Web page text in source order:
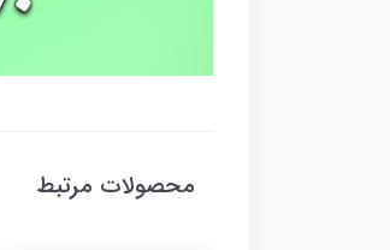
محصولات مرتبط